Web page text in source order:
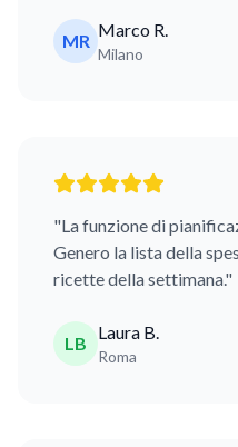
MR
Marco R.
Milano
"La funzione di
Genero la lista della
ricette della settimana."
LB
Laura B.
Roma